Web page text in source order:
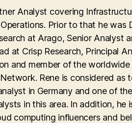
Analyst covering
Prior to that he was
at Arago, Senior Analyst
at Crisp Research, Principal
and member of the worldwide
Rene is considered as
in Germany and one of the
in this area. In addition, he
computing influencers and